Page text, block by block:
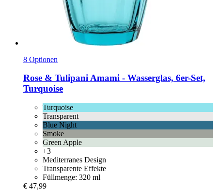
8 Optionen
Rose & TulipaniAmami -​ Wasserglas, 6er-​Set,
Turquoise
Turquoise
Transparent
Blue Night
Smoke
Green Apple
+3
Mediterranes Design
Transparente Effekte
Füllmenge: 320 ml
€ 47,99